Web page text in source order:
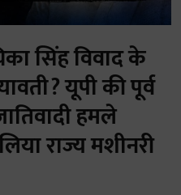
सिंह विवाद के
यूपी की पूर्व
हमले
राज्य मशीनरी